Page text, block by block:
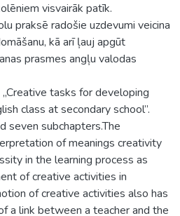
visvairāk patīk.
praksē radošie uzdevumi veicina
kā arī ļauj apgūt
prasmes angļu valodas
tasks for developing
class at secondary school”.
seven subchapters.The
of meanings creativity
in the learning process as
of creative activities in
of creative activities also has
a link between a teacher and the